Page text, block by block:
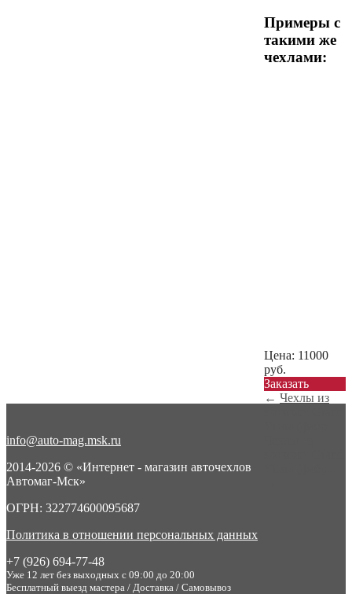
Примеры с
такими же
чехлами:
Цена: 11000
руб.
Заказать
← Чехлы из
info@auto-mag.msk.ru
2014-2026 © «Интернет - магазин авточехлов
Автомаг-Мск»
ОГРН: 322774600095687
Политика в отношении персональных данных
+7 (926) 694-77-48
Уже 12 лет без выходных с 09:00 до 20:00
Бесплатный выезд мастера / Доставка / Самовывоз